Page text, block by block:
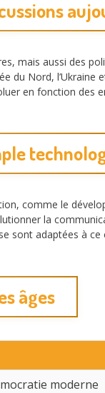
mais aussi des
du Nord, l’Ukraine
en fonction des
comme le
la
sont adaptées à
âges
moderne